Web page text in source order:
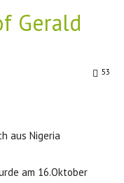
Gerald
53
aus Nigeria
am 16.Oktober